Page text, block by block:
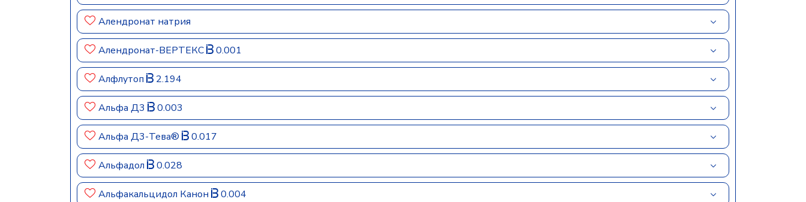
Алендронат натрия
Алендронат-ВЕРТЕКС 0.001
Алфлутоп 2.194
Альфа Д3 0.003
Альфа Д3-Тева® 0.017
Альфадол 0.028
Альфакальцидол Канон 0.004